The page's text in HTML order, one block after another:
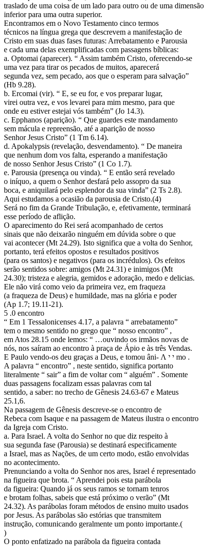
traslado de uma coisa de um lado para outro ou de uma dimensão
inferior para uma outra superior.
Encontramos em o Novo Testamento cinco termos
técnicos na língua grega que descrevem a manifestação de
Cristo em suas duas fases futuras: Arrebatamento e Parousia
e cada uma delas exemplificadas com passagens bíblicas:
a. Optomai (aparecer). “ Assim também Cristo, oferecendo-se
uma vez para tirar os pecados de muitos, aparecerá
segunda vez, sem pecado, aos que o esperam para salvação”
(Hb 9.28).
b. Ercomai (vir). “ E, se eu for, e vos preparar lugar,
virei outra vez, e vos levarei para mim mesmo, para que
onde eu estiver estejai vós também” (Jo 14.3).
c. Epphanos (aparição). “ Que guardes este mandamento
sem mácula e repreensão, até a aparição de nosso
Senhor Jesus Cristo” (1 Tm 6.14).
d. Apokalypsis (revelação, desvendamento). “ De maneira
que nenhum dom vos falta, esperando a manifestação
de nosso Senhor Jesus Cristo” (1 Co 1.7).
e. Parousia (presença ou vinda). “ E então será revelado
o iníquo, a quem o Senhor desfará pelo assopro da sua
boca, e aniquilará pelo esplendor da sua vinda” (2 Ts 2.8).
Aqui estudamos a ocasião da parousia de Cristo.(4)
Será no fim da Grande Tribulação, e, efetivamente, terminará
esse período de aflição.
O aparecimento do Rei será acompanhado de certos
sinais que não deixarão ninguém em dúvida sobre o que
vai acontecer (Mt 24.29). Isto significa que a volta do Senhor,
portanto, terá efeitos opostos e resultados positivos
(para os santos) e negativos (para os incrédulos). Os efeitos
serão sentidos sobre: amigos (Mt 24.31) e inimigos (Mt
24.30); tristeza e alegria, gemidos e adoração, medo e delicias.
Ele não virá como veio da primeira vez, em fraqueza
(a fraqueza de Deus) e humildade, mas na glória e poder
(Ap 1.7; 19.11-21).
5 .0 encontro
“ Em 1 Tessalonicenses 4.17, a palavra “ arrebatamento”
tem o mesmo sentido no grego que “ nosso encontro” ,
em Atos 28.15 onde lemos: “ …ouvindo os irmãos novas de
nós, nos saíram ao encontro à praça de Ápio e às três Vendas.
E Paulo vendo-os deu graças a Deus, e tomou âni- Λ י י mo .
A palavra “ encontro” , neste sentido, significa portanto
literalmente “ sair” a fim de voltar com “ alguém” . Somente
duas passagens focalizam essas palavras com tal
sentido, a saber: no trecho de Gênesis 24.63-67 e Mateus
25.1,6.
Na passagem de Gênesis descreve-se o encontro de
Rebeca com Isaque e na passagem de Mateus ilustra o encontro
da Igreja com Cristo.
a. Para Israel. A volta do Senhor no que diz respeito à
sua segunda fase (Parousia) se destinará especificamente
a Israel, mas as Nações, de um certo modo, estão envolvidas
no acontecimento.
Prenunciando a volta do Senhor nos ares, Israel é representado
na figueira que brota. “ Aprendei pois esta parábola
da figueira: Quando já os seus ramos se tornam tenros
e brotam folhas, sabeis que está próximo o verão” (Mt
24.32). As parábolas foram métodos de ensino muito usados
por Jesus. As parábolas são estórias que transmitem
instrução, comunicando geralmente um ponto importante.(
)
O ponto enfatizado na parábola da figueira contada